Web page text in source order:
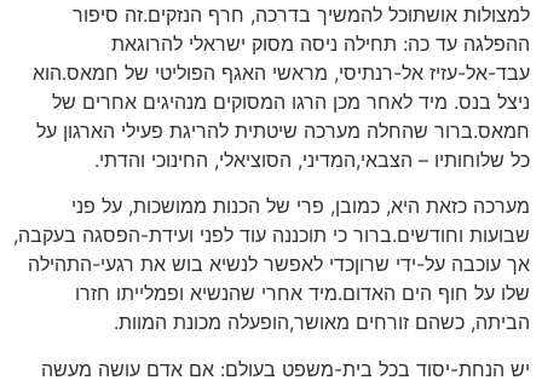
למצולות אושתוכל להמשיך בדרכה, חרף הנזקים.זה סיפור
ההפלגה עד כה: תחילה ניסה מסוק ישראלי להרוגאת
עבד-אל-עזיז אל-רנתיסי, מראשי האגף הפוליטי של חמאס.הוא
ניצל בנס. מיד לאחר מכן הרגו המסוקים מנהיגים אחרים של
חמאס.ברור שהחלה מערכה שיטתית להריגת פעילי הארגון על
כל שלוחותיו – הצבאי,המדיני, הסוציאלי, החינוכי והדתי.
מערכה כזאת היא, כמובן, פרי של הכנות ממושכות, על פני
שבועות וחודשים.ברור כי תוכננה עוד לפני ועידת-הפסגה בעקבה,
אך עוכבה על-ידי שרוןכדי לאפשר לנשיא בוש את רגעי-התהילה
שלו על חוף הים האדום.מיד אחרי שהנשיא ופמלייתו חזרו
הביתה, כשהם זורחים מאושר,הופעלה מכונת המוות.
יש הנחת-יסוד בכל בית-משפט בעולם: אם אדם עושה מעשה